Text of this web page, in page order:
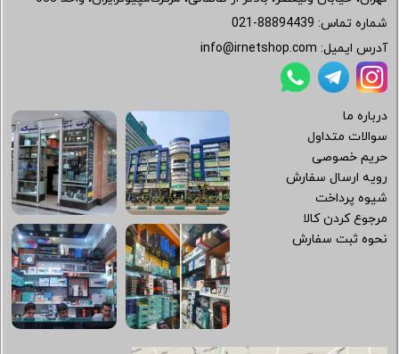
شماره تماس: 021-88894439
آدرس ایمیل: info@irnetshop.com
درباره ما
سوالات متداول
حریم خصوصی
رویه ارسال سفارش
شیوه پرداخت
مرجوع کردن کالا
نحوه ثبت سفارش